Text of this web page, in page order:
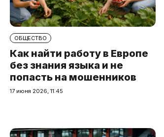
ОБЩЕСТВО
Как найти работу в Европе
без знания языка и не
попасть на мошенников
17 июня 2026, 11:45